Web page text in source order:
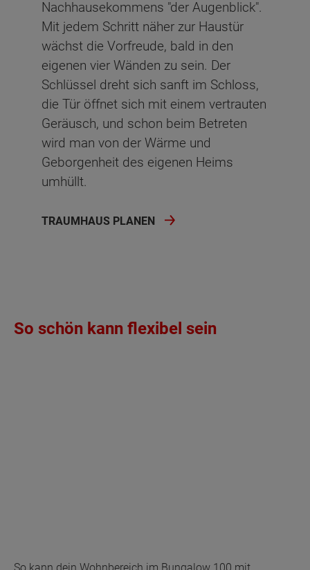
Nachhausekommens "der Augenblick".
Mit jedem Schritt näher zur Haustür
wächst die Vorfreude, bald in den
eigenen vier Wänden zu sein. Der
Schlüssel dreht sich sanft im Schloss,
die Tür öffnet sich mit einem vertrauten
Geräusch, und schon beim Betreten
wird man von der Wärme und
Geborgenheit des eigenen Heims
umhüllt.
TRAUMHAUS PLANEN
So schön kann flexibel sein